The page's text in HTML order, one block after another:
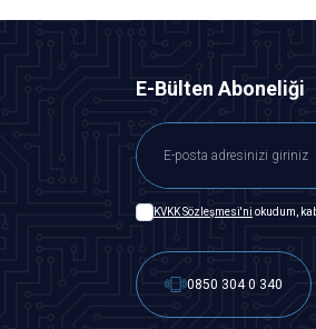
E-Bülten Aboneliği
KVKK Sözleşmesi'ni okudum,
0850 304 0 340